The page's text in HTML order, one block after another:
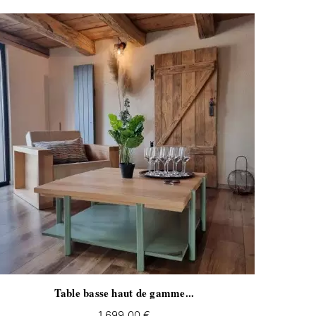
Table basse haut de gamme...